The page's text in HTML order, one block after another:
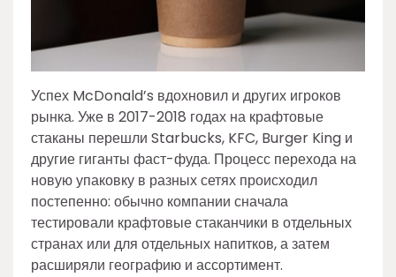
Успех McDonald’s вдохновил и других игроков
рынка. Уже в 2017-2018 годах на крафтовые
стаканы перешли Starbucks, KFC, Burger King и
другие гиганты фаст-фуда. Процесс перехода на
новую упаковку в разных сетях происходил
постепенно: обычно компании сначала
тестировали крафтовые стаканчики в отдельных
странах или для отдельных напитков, а затем
расширяли географию и ассортимент.